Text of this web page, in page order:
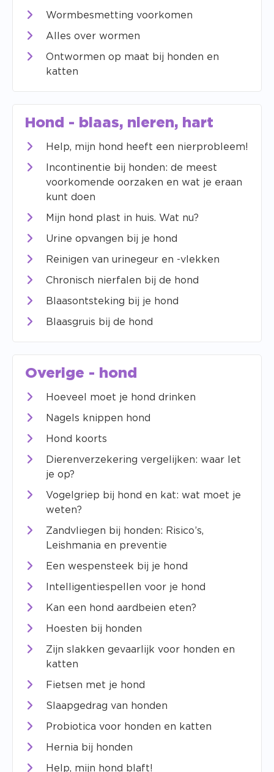
Wormbesmetting voorkomen
Alles over wormen
Ontwormen op maat bij honden en
katten
Hond - blaas, nieren, hart
Help, mijn hond heeft een nierprobleem!
Incontinentie bij honden: de meest
voorkomende oorzaken en wat je eraan
kunt doen
Mijn hond plast in huis. Wat nu?
Urine opvangen bij je hond
Reinigen van urinegeur en -vlekken
Chronisch nierfalen bij de hond
Blaasontsteking bij je hond
Blaasgruis bij de hond
Overige - hond
Hoeveel moet je hond drinken
Nagels knippen hond
Hond koorts
Dierenverzekering vergelijken: waar let
je op?
Vogelgriep bij hond en kat: wat moet je
weten?
Zandvliegen bij honden: Risico’s,
Leishmania en preventie
Een wespensteek bij je hond
Intelligentiespellen voor je hond
Kan een hond aardbeien eten?
Hoesten bij honden
Zijn slakken gevaarlijk voor honden en
katten
Fietsen met je hond
Slaapgedrag van honden
Probiotica voor honden en katten
Hernia bij honden
Help, mijn hond blaft!